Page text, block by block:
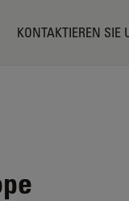
KONTAKTIEREN SIE